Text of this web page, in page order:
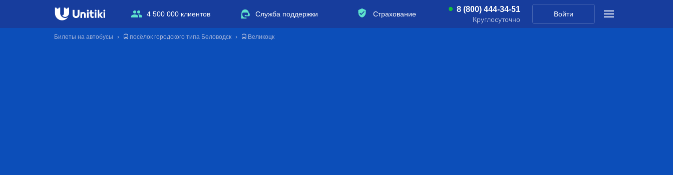
4 500 000 клиентов Служба поддержки Страхование
8 (800) 444-34-51
Круглосуточно
Войти
Билеты на автобусы 🚍 посёлок городского типа Беловодск 🚍 Великоцк